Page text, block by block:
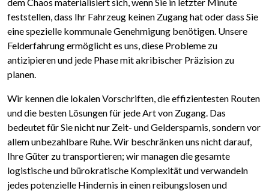
feststellen, dass Ihr Fahrzeug keinen Zugang hat oder dass Sie
eine spezielle kommunale Genehmigung benötigen. Unsere
Felderfahrung ermöglicht es uns, diese Probleme zu
antizipieren und jede Phase mit akribischer Präzision zu
planen.
Wir kennen die lokalen Vorschriften, die effizientesten Routen
und die besten Lösungen für jede Art von Zugang. Das
bedeutet für Sie nicht nur Zeit- und Geldersparnis, sondern vor
allem unbezahlbare Ruhe. Wir beschränken uns nicht darauf,
Ihre Güter zu transportieren; wir managen die gesamte
logistische und bürokratische Komplexität und verwandeln
jedes potenzielle Hindernis in einen reibungslosen und